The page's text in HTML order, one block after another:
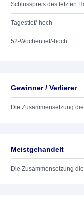
Schlusspreis des letzten
Tagestief/-hoch
52-Wochentief/-hoch
Gewinner / Verlierer
Die Zusammensetzung
Meistgehandelt
Die Zusammensetzung